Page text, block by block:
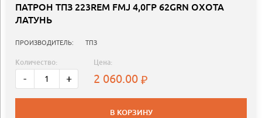
ПАТРОН ТПЗ 223REM FMJ 4,0ГР 62GRN ОХОТА
ЛАТУНЬ
ПРОИЗВОДИТЕЛЬ: ТПЗ
Количество:
- +
Цена:
2 060.00
В КОРЗИНУ